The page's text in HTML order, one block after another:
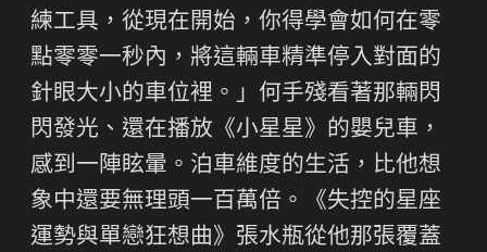
練工具，從現在開始，你得學會如何在零
點零零一秒內，將這輛車精準停入對面的
針眼大小的車位裡。」何手殘看著那輛閃
閃發光、還在播放《小星星》的嬰兒車，
感到一陣眩暈。泊車維度的生活，比他想
象中還要無理頭一百萬倍。《失控的星座
運勢與單戀狂想曲》張水瓶從他那張覆蓋